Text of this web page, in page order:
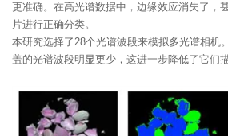
更准确。在高光谱数据中，边缘效应消失了，
片进行正确分类。
本研究选择了28个光谱波段来模拟多光谱相机
盖的光谱波段明显更少，这进一步降低了它们